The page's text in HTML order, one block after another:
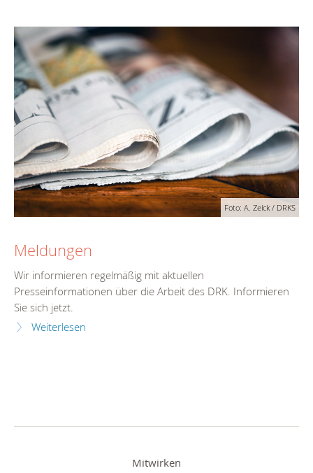
Foto: A. Zelck / DRKS
Meldungen
Wir informieren regelmäßig mit aktuellen
Presseinformationen über die Arbeit des DRK. Informieren
Sie sich jetzt.
Weiterlesen
Mitwirken